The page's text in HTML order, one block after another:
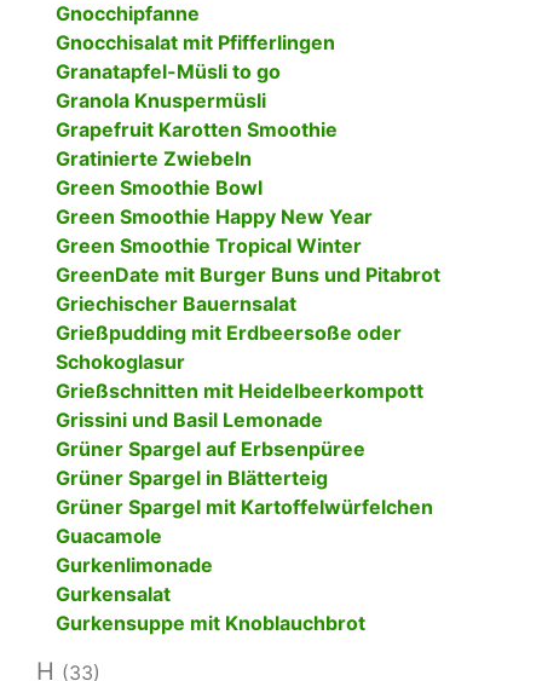
Gnocchipfanne
Gnocchisalat mit Pfifferlingen
Granatapfel-Müsli to go
Granola Knuspermüsli
Grapefruit Karotten Smoothie
Gratinierte Zwiebeln
Green Smoothie Bowl
Green Smoothie Happy New Year
Green Smoothie Tropical Winter
GreenDate mit Burger Buns und Pitabrot
Griechischer Bauernsalat
Grießpudding mit Erdbeersoße oder
Schokoglasur
Grießschnitten mit Heidelbeerkompott
Grissini und Basil Lemonade
Grüner Spargel auf Erbsenpüree
Grüner Spargel in Blätterteig
Grüner Spargel mit Kartoffelwürfelchen
Guacamole
Gurkenlimonade
Gurkensalat
Gurkensuppe mit Knoblauchbrot
H (33)